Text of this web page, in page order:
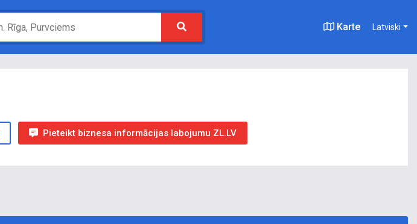
Karte Latviski
Pieteikt biznesa informācijas labojumu ZL.LV